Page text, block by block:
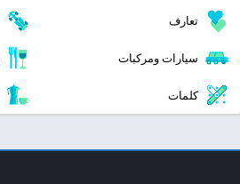
تعارف
سيارات ومركبات
كلمات